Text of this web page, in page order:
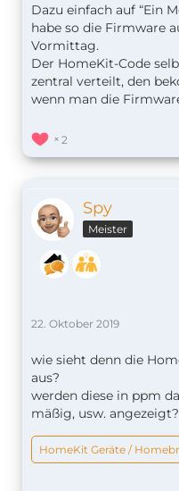
Dazu einfach auf “Ein
habe so die Firmware
Vormittag.
Der HomeKit-Code
zentral verteilt, den
wenn man die
2
Spy
Meister
22. Oktober 2019
wie sieht denn die
aus?
werden diese in ppm
mäßig, usw. angezeigt?
HomeKit Geräte /